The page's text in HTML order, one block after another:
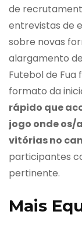
de
entrevistas de
sobre novas
alargamento
Futebol de Fua
formato da
rápido que
jogo onde
vitórias no
participantes
pertinente.
Mais